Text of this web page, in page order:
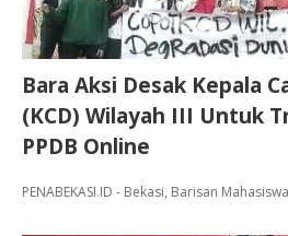
Bara Aksi Desak Kepala
(KCD) Wilayah III Untuk
PPDB Online
PENABEKASI.ID - Bekasi, Barisan